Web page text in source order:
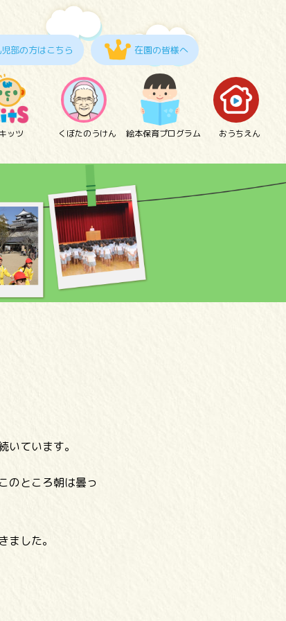
部の方はこちら 在園の皆様へ
キッツ くぼたのうけん 絵本保育プログラム おうちえん
ています。
のところ朝は曇っ
した。